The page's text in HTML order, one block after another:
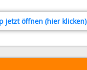
jetzt öffnen (hier klicken)